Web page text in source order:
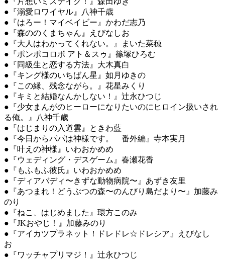
●『溺愛ロワイヤル』八神千歳
●『はろー！マイベイビー』かわだ志乃
●『森ののくまちゃん』えびなしお
●『大人はわかってくれない。』まいた菜穂
●『ポンポコロボ アト＆スゥ』篠塚ひろむ
●『同級生と恋する方法』大木真白
●『キング様のいちばん星』如月ゆきの
●『この縁、残念ながら。』花星みくり
●『キミと結婚なんかしない！』辻永ひつじ
●『少女まんがのヒーローになりたいのにヒロイン扱いされ
る俺。』八神千歳
●『はじまりの入道雲』ときわ藍
●『今日からパパは神様です。 番外編』寺本実月
●『叶えの神様』いわおかめめ
●『ウェディング・デスゲーム』春瀬花香
●『もふもふ彼氏』いわおかめめ
●『ディアバディ〜きずな動物病院〜』あずき友里
●『あつまれ！どうぶつの森〜のんびり島だより〜』加藤み
のり
●『ねこ、はじめました』環方このみ
●『JKおやじ！』加藤みのり
●『アイカツプラネット！ドレドレ☆ドレシア』えびなし
お
●『ワッチャプリマジ！』辻永ひつじ